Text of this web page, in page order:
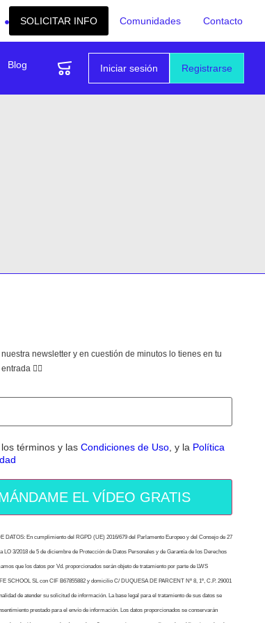
SOLICITAR INFO Comunidades Contacto
Registrarse
Iniciar sesión
Blog
newsletter y en cuestión de minutos lo tienes en tu
👇🏻
términos y las Condiciones de Uso, y la Política
EL VÍDEO GRATIS
DATOS: En cumplimiento del RGPD (UE) 2016/679 del Parlamento Europeo y del Consejo de 27
LO 3/2018 de 5 de diciembre de Protección de Datos Personales y de Garantía de los Derechos
que los datos por Vd. proporcionados serán objeto de tratamiento por parte de LWS
SCHOOL SL con CIF B67855882 y domicilio C/ DUQUESA DE PARCENT Nº 8, 1º, C.P. 29001
de atender su solicitud de información. La base legal para el tratamiento de sus datos se
prestado para el envío de información. Los datos proporcionados se conservarán